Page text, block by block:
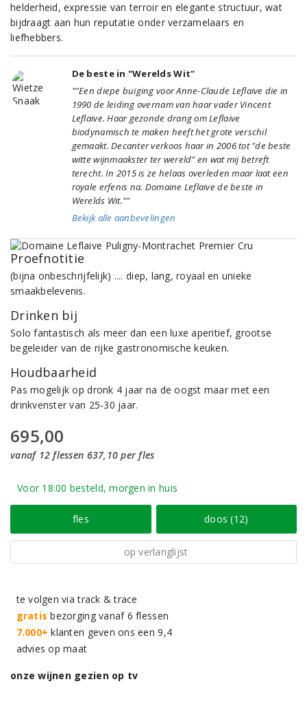
helderheid, expressie van terroir en elegante structuur, wat
bijdraagt aan hun reputatie onder verzamelaars en
liefhebbers.
De beste in "Werelds Wit"
""Een diepe buiging voor Anne-Claude Leflaive die in
1990 de leiding overnam van haar vader Vincent
Leflaive. Haar gezonde drang om Leflaive
biodynamisch te maken heeft het grote verschil
gemaakt. Decanter verkoos haar in 2006 tot "de beste
witte wijnmaakster ter wereld" en wat mij betreft
terecht. In 2015 is ze helaas overleden maar laat een
royale erfenis na. Domaine Leflaive de beste in
Werelds Wit.""
Bekijk alle aanbevelingen
Proefnotitie
(bijna onbeschrijfelijk) .... diep, lang, royaal en unieke
smaakbelevenis.
Drinken bij
Solo fantastisch als meer dan een luxe aperitief, grootse
begeleider van de rijke gastronomische keuken.
Houdbaarheid
Pas mogelijk op dronk 4 jaar na de oogst maar met een
drinkvenster van 25-30 jaar.
695,00
vanaf 12 flessen 637,10 per fles
Voor 18:00 besteld, morgen in huis
fles doos (12)
op verlanglijst
te volgen via track & trace
gratis bezorging vanaf 6 flessen
7.000+ klanten geven ons een 9,4
advies op maat
onze wijnen gezien op tv